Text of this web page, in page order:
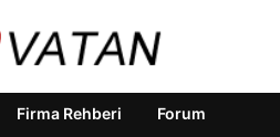
Firma Rehberi Forum